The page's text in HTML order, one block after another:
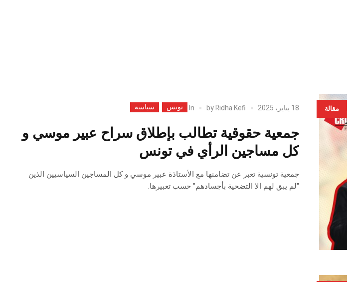
مقالة 18 يناير، 2025 byRidha Kefi
In تونس سياسة
جمعية حقوقية تطالب بإطلاق سراح عبير موسي و
كل مساجين الرأي في تونس
جمعية تونسية تعبر عن تضامنها مع الأستاذة عبير موسي و كل المساجين السياسيين الذين
"لم يبق لهم الا التضحية بأجسادهم" حسب تعبيرها.